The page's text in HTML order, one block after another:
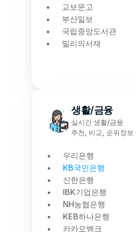
교보문고
부산일보
국립중앙도서관
밀리의서재
생활/금융
실시간 생활/금융
추천, 비교, 순위정보
우리은행
KB국민은행
신한은행
IBK기업은행
NH농협은행
KEB하나은행
카카오뱅크